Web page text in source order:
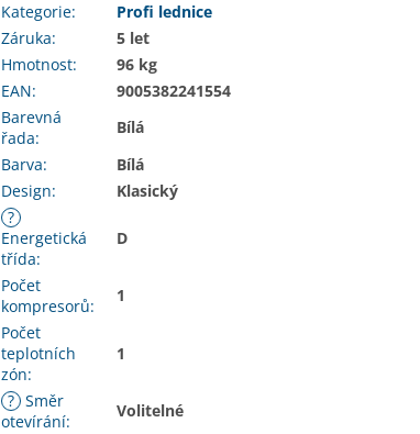
Kategorie:
Profi lednice
Záruka:
5 let
Hmotnost:
96 kg
EAN:
9005382241554
Barevná
řada:
Bílá
Barva:
Bílá
Design:
Klasický
?
Energetická
třída:
D
Počet
kompresorů:
1
Počet
teplotních
zón:
1
? Směr
otevírání:
Volitelné